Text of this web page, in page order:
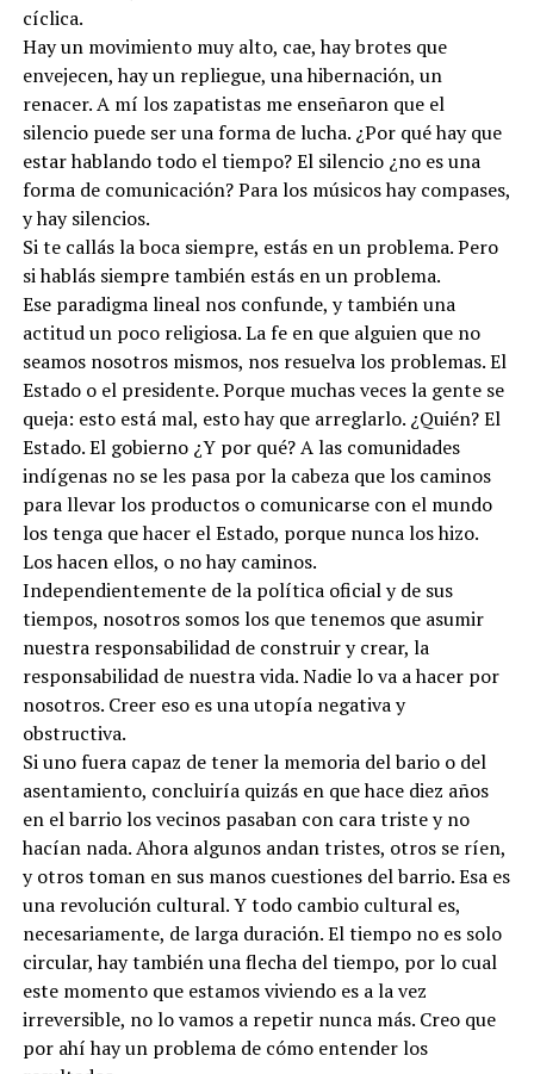
cíclica.
Hay un movimiento muy alto, cae, hay brotes que
envejecen, hay un repliegue, una hibernación, un
renacer. A mí los zapatistas me enseñaron que el
silencio puede ser una forma de lucha. ¿Por qué hay que
estar hablando todo el tiempo? El silencio ¿no es una
forma de comunicación? Para los músicos hay compases,
y hay silencios.
Si te callás la boca siempre, estás en un problema. Pero
si hablás siempre también estás en un problema.
Ese paradigma lineal nos confunde, y también una
actitud un poco religiosa. La fe en que alguien que no
seamos nosotros mismos, nos resuelva los problemas. El
Estado o el presidente. Porque muchas veces la gente se
queja: esto está mal, esto hay que arreglarlo. ¿Quién? El
Estado. El gobierno ¿Y por qué? A las comunidades
indígenas no se les pasa por la cabeza que los caminos
para llevar los productos o comunicarse con el mundo
los tenga que hacer el Estado, porque nunca los hizo.
Los hacen ellos, o no hay caminos.
Independientemente de la política oficial y de sus
tiempos, nosotros somos los que tenemos que asumir
nuestra responsabilidad de construir y crear, la
responsabilidad de nuestra vida. Nadie lo va a hacer por
nosotros. Creer eso es una utopía negativa y
obstructiva.
Si uno fuera capaz de tener la memoria del bario o del
asentamiento, concluiría quizás en que hace diez años
en el barrio los vecinos pasaban con cara triste y no
hacían nada. Ahora algunos andan tristes, otros se ríen,
y otros toman en sus manos cuestiones del barrio. Esa es
una revolución cultural. Y todo cambio cultural es,
necesariamente, de larga duración. El tiempo no es solo
circular, hay también una flecha del tiempo, por lo cual
este momento que estamos viviendo es a la vez
irreversible, no lo vamos a repetir nunca más. Creo que
por ahí hay un problema de cómo entender los